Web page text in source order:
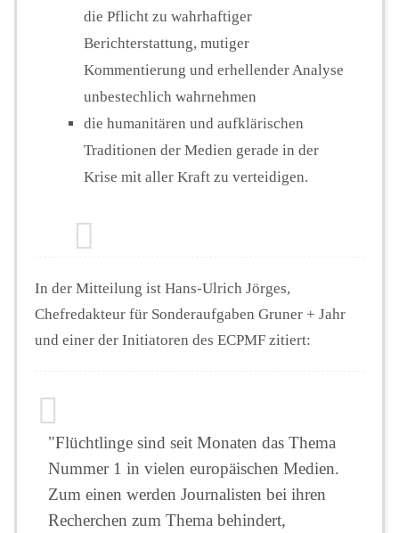
die Pflicht zu wahrhaftiger
Berichterstattung, mutiger
Kommentierung und erhellender Analyse
unbestechlich wahrnehmen
die humanitären und aufklärischen
Traditionen der Medien gerade in der
Krise mit aller Kraft zu verteidigen.
In der Mitteilung ist Hans-Ulrich Jörges,
Chefredakteur für Sonderaufgaben Gruner + Jahr
und einer der Initiatoren des ECPMF zitiert:
"Flüchtlinge sind seit Monaten das Thema
Nummer 1 in vielen europäischen Medien.
Zum einen werden Journalisten bei ihren
Recherchen zum Thema behindert,